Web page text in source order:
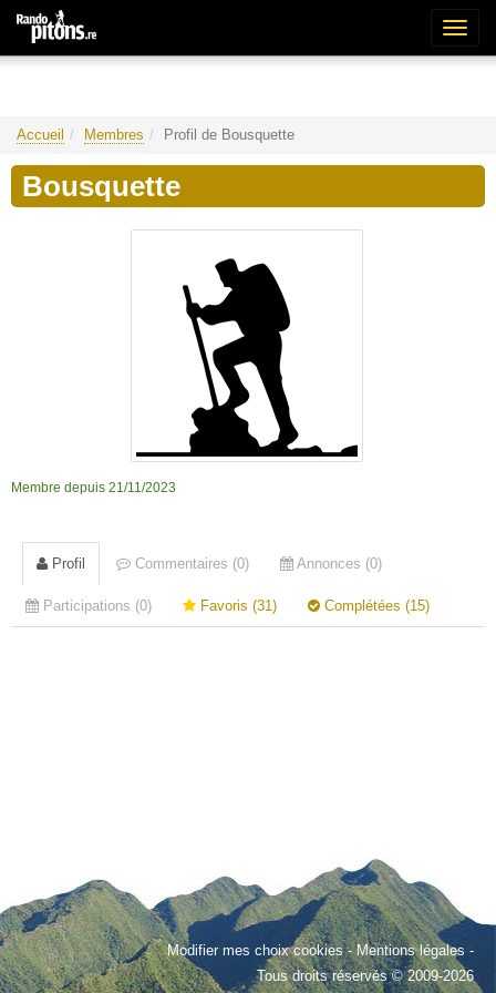
Accueil Membres Profil de Bousquette
Bousquette
Membre depuis 21/11/2023
Profil Commentaires (0) Annonces (0)
Participations (0) Favoris (31) Complétées (15)
Modifier mes choix cookies-Mentions légales -
Tous droits réservés © 2009-2026